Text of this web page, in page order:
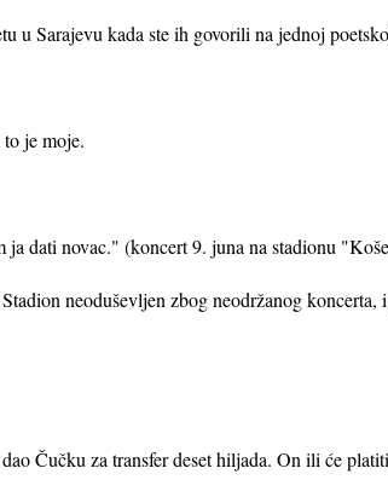
u Sarajevu kada ste ih govorili na jednoj
je moje.
ja dati novac." (koncert 9. juna na stadionu
neoduševljen zbog neodržanog koncerta,
Čučku za transfer deset hiljada. On ili će